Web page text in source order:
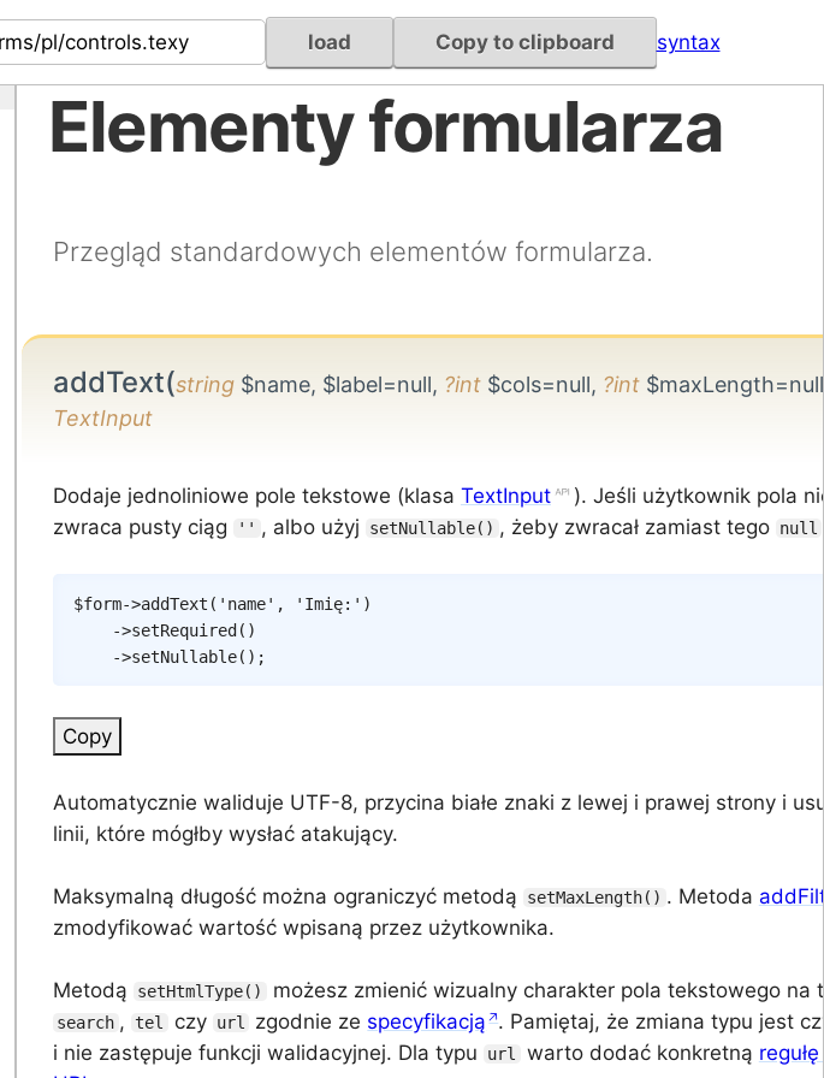
load Copy to clipboard syntax
Elementy formularza
Przegląd standardowych elementów formularza.
addText(string $name, $label=null, ?int $cols=null, ?int $maxLength=null
TextInput
Dodaje jednoliniowe pole tekstowe (klasa TextInput
). Jeśli użytkownik pola
zwraca pusty ciąg
'' , albo użyj setNullable() , żeby zwracał zamiast tego null
$form->addText ( 'name' , 'Imię:' )
->setRequired( )
->setNullable( ) ;
Copy
Automatycznie waliduje UTF-8, przycina białe znaki z lewej i prawej strony i
linii, które mógłby wysłać atakujący.
Maksymalną długość można ograniczyć metodą setMaxLength() . Metoda
zmodyfikować wartość wpisaną przez użytkownika.
Metodą setHtmlType() możesz zmienić wizualny charakter pola tekstowego na
search , tel czy url zgodnie ze specyfikacją . Pamiętaj, że zmiana typu jest
i nie zastępuje funkcji walidacyjnej. Dla typu
url warto dodać konkretną